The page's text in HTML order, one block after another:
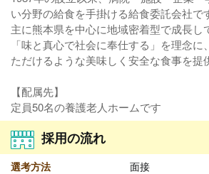
い分野の給食を手掛ける給食委託会社で
主に熊本県を中心に地域密着型で成長し
「味と真心で社会に奉仕する」を理念
ただけるような美味しく安全な食事を提
【配属先】
定員50名の養護老人ホームです
採用の流れ
選考方法 面接